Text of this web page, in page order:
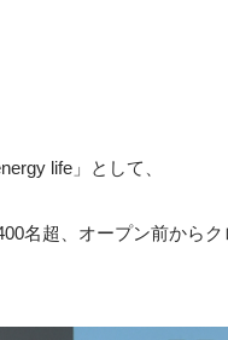
life」として、
名超、オープン前からク